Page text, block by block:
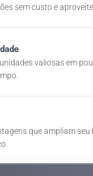
sem custo e
valiosas em
que ampliam seu